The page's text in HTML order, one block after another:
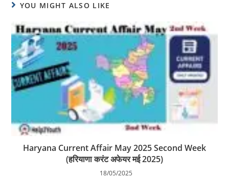
YOU MIGHT ALSO LIKE
Haryana Current Affair May 2025 Second Week
(हरियाणा करंट अफेयर मई 2025)
18/05/2025